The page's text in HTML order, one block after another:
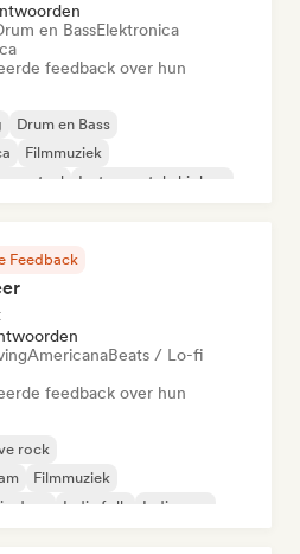
en BassElektronica
feedback over hun
Drum en Bass
Filmmuziek
Instrumentale hiphop
Feedback
AmericanaBeats / Lo-fi
feedback over hun
rock
Filmmuziek
dans Indie folk Indie pop